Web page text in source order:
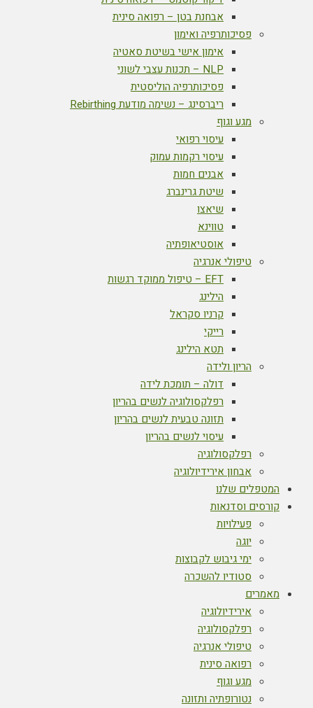
אבחנת בטן – רפואה סינית
פסיכותרפיה ואימון
אימון אישי בשיטת סאטיה
NLP – תכנות עצבי לשוני
פסיכותרפיה הוליסטית
ריברסינג – נשימה מודעת Rebirthing
מגע וגוף
עיסוי רפואי
עיסוי רקמות עמוק
אבנים חמות
שיטת גרינברג
שיאצו
טווינא
אוסטיאופתיה
טיפולי אנרגיה
EFT – טיפול ממוקד רגשות
הילינג
קרניו סקראל
רייקי
תטא הילינג
הריון ולידה
דולה – תומכת לידה
רפלקסולוגיה לנשים בהריון
תזונה טבעית לנשים בהריון
עיסוי לנשים בהריון
רפלקסולוגיה
אבחון אירידיולוגיה
המטפלים שלנו
קורסים וסדנאות
פעילויות
יוגה
ימי גיבוש לקבוצות
סטודיו להשכרה
מאמרים
אירידיולוגיה
רפלקסולוגיה
טיפולי אנרגיה
רפואה סינית
מגע וגוף
נטורופתיה ותזונה